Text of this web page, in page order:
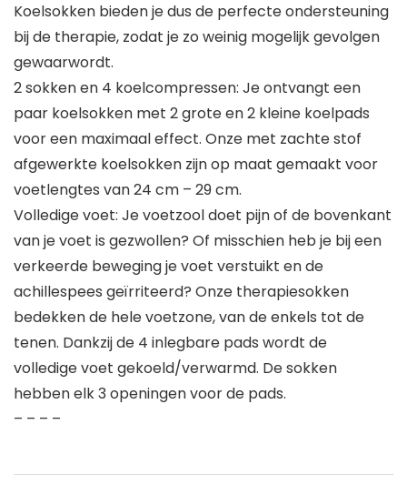
Koelsokken bieden je dus de perfecte ondersteuning
bij de therapie, zodat je zo weinig mogelijk gevolgen
gewaarwordt.
2 sokken en 4 koelcompressen: Je ontvangt een
paar koelsokken met 2 grote en 2 kleine koelpads
voor een maximaal effect. Onze met zachte stof
afgewerkte koelsokken zijn op maat gemaakt voor
voetlengtes van 24 cm – 29 cm.
Volledige voet: Je voetzool doet pijn of de bovenkant
van je voet is gezwollen? Of misschien heb je bij een
verkeerde beweging je voet verstuikt en de
achillespees geïrriteerd? Onze therapiesokken
bedekken de hele voetzone, van de enkels tot de
tenen. Dankzij de 4 inlegbare pads wordt de
volledige voet gekoeld/verwarmd. De sokken
hebben elk 3 openingen voor de pads.
– – – –